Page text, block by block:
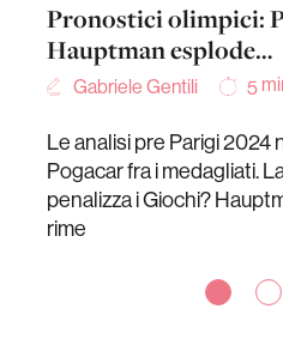
Pronostici olimpici:
Hauptman esplode…
Gabriele Gentili 5
Le analisi pre Parigi 2024
Pogacar fra i medagliati.
penalizza i Giochi?
rime